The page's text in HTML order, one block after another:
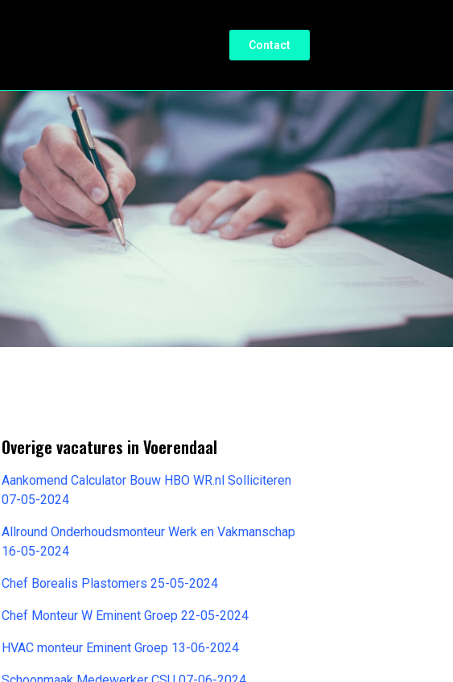
Contact
Overige vacatures in Voerendaal
Aankomend Calculator Bouw HBO WR.nl Solliciteren
07-05-2024
Allround Onderhoudsmonteur Werk en Vakmanschap
16-05-2024
Chef Borealis Plastomers 25-05-2024
Chef Monteur W Eminent Groep 22-05-2024
HVAC monteur Eminent Groep 13-06-2024